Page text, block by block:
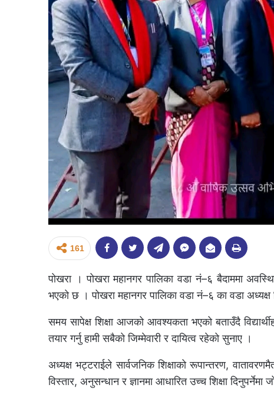
161
पोखरा । पोखरा महानगर पालिका वडा नं–६ बैदाममा
भएको छ । पोखरा महानगर पालिका वडा नं–६ का वडा अध्यक्ष
समय सापेक्ष शिक्षा आजको आवश्यकता भएको बताउँदै
तयार गर्नु हामी सबैको जिम्मेवारी र दायित्व रहेको सुनाए ।
अध्यक्ष भट्टराईले सार्वजनिक शिक्षाको रूपान्तरण,
विस्तार, अनुसन्धान र ज्ञानमा आधारित उच्च शिक्षा दिनुपर्नेमा